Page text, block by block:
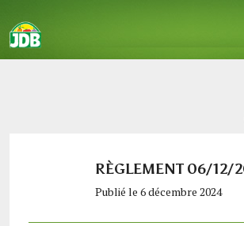
RÈGLEMENT 06/12/
Publié le 6 décembre 2024